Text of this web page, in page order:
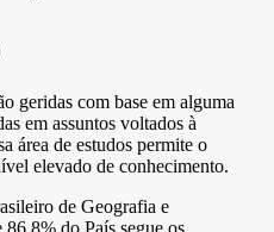
geridas com base em alguma
em assuntos voltados à
área de estudos permite o
elevado de conhecimento.
de Geografia e